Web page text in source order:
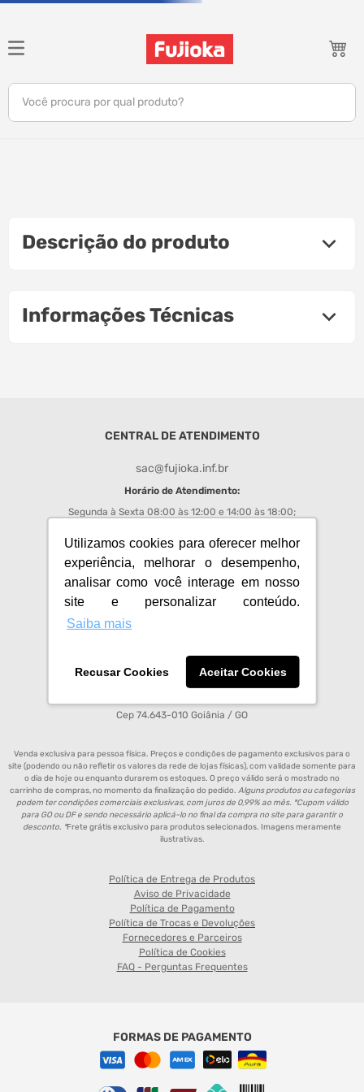
Utilizamos cookies para oferecer melhor
experiência, melhorar o desempenho,
analisar como você interage em nosso
site e personalizar conteúdo.
Saiba mais
Recusar Cookies Aceitar Cookies
Você procura por qual produto?
gamer
ar condicionado
Descrição do produto
Informações Técnicas
CENTRAL DE ATENDIMENTO
sac@fujioka.inf.br
Horário de Atendimento:
Segunda à Sexta 08:00 às 12:00 e 14:00 às 18:00;
REDES SOCIAIS FUJIOKA
Acompanhe todas as promoções e novidades do Fujioka
Fujioka Eletro Imagem S.A - CNPJ 01.008.713/0001-64
Cep 74.643-010 Goiânia / GO
Venda exclusiva para pessoa física. Preços e condições de pagamento exclusivos para o
site (podendo ou não refletir os valores da rede de lojas físicas), com validade somente para
o dia de hoje ou enquanto durarem os estoques. O preço válido será o mostrado no
carrinho de compras, no momento da finalização do pedido. Alguns produtos ou categorias
podem ter condições comerciais exclusivas, com juros de 0,99% ao mês. *Cupom válido
para GO ou DF e sendo necessário aplicá-lo no final da compra no site para garantir o
desconto. *Frete grátis exclusivo para produtos selecionados. Imagens meramente
ilustrativas.
Política de Entrega de Produtos
Aviso de Privacidade
Política de Pagamento
Política de Trocas e Devoluções
Fornecedores e Parceiros
Política de Cookies
FAQ - Perguntas Frequentes
FORMAS DE PAGAMENTO